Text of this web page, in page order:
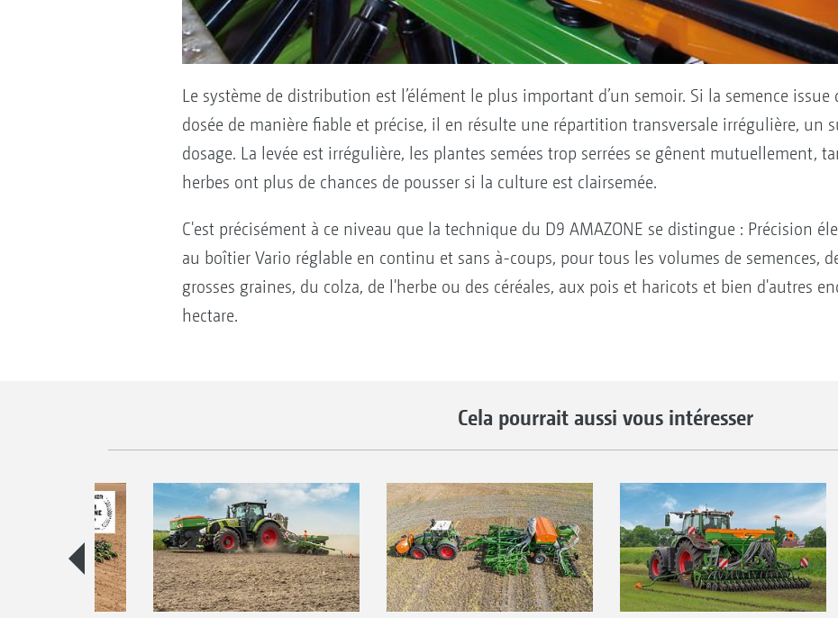
Le système de distribution est l’élément le plus important d’un semoir. Si la semence issue
dosée de manière fiable et précise, il en résulte une répartition transversale irrégulière, un
dosage. La levée est irrégulière, les plantes semées trop serrées se gênent mutuellement,
herbes ont plus de chances de pousser si la culture est clairsemée.
C'est précisément à ce niveau que la technique du D9 AMAZONE se distingue : Précision
au boîtier Vario réglable en continu et sans à-coups, pour tous les volumes de semences,
grosses graines, du colza, de l'herbe ou des céréales, aux pois et haricots et bien d'autres
hectare.
Cela pourrait aussi vous intéresser